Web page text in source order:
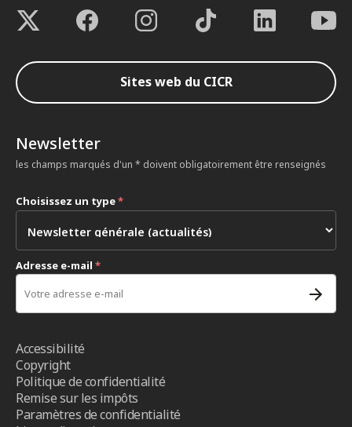
Sites web du CICR
Newsletter
les champs marqués d'un * doivent obligatoirement être renseignés
Choisissez un type*
Adresse e-mail *
Accessibilité
Copyright
Politique de confidentialité
Remise sur les impôts
Paramètres de confidentialité